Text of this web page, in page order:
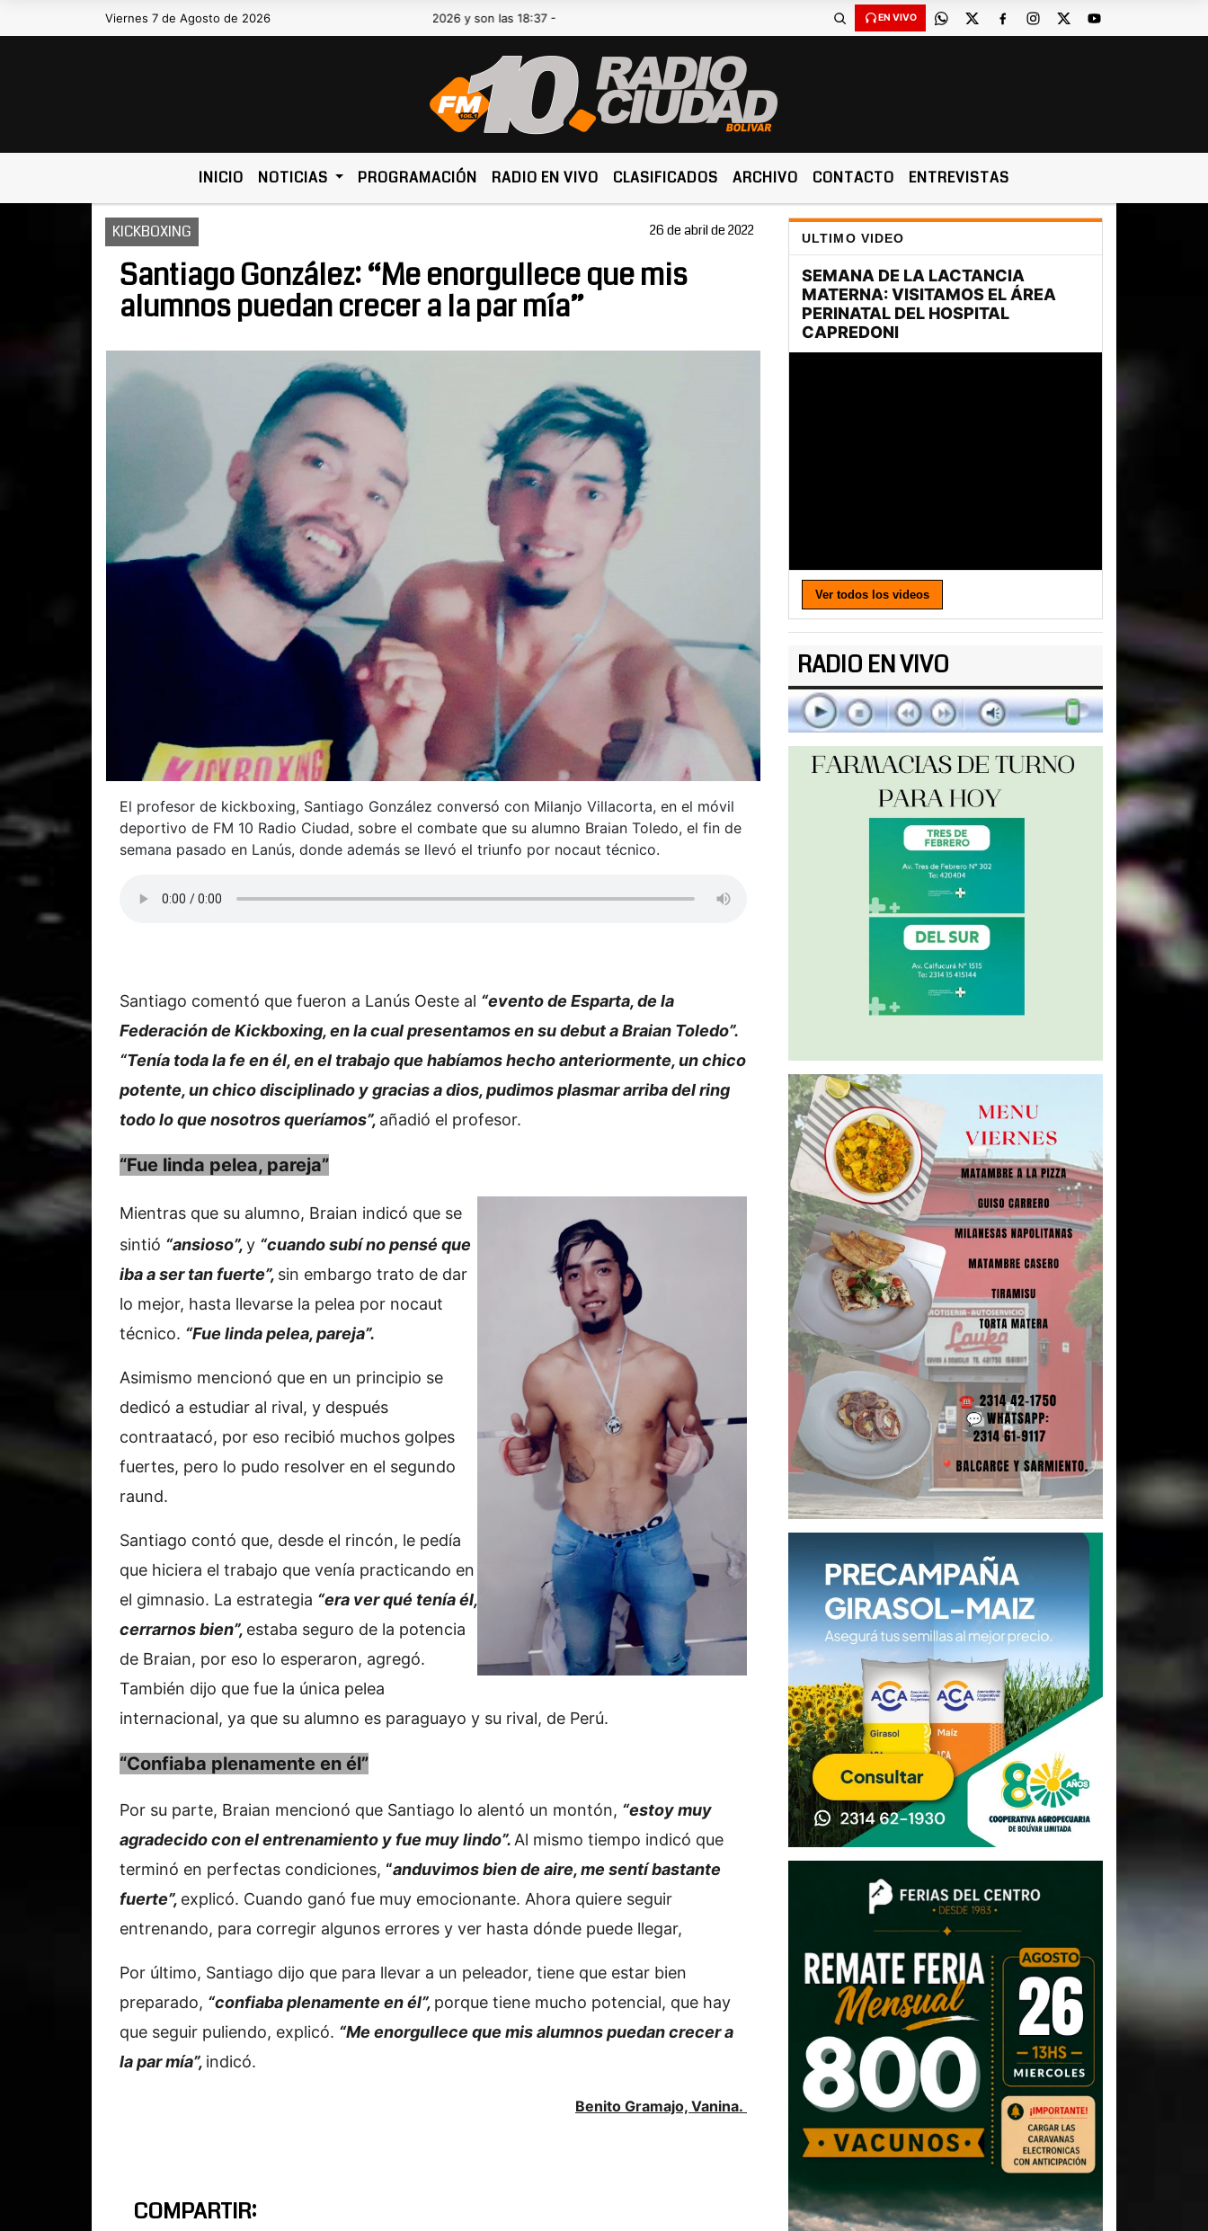
Viernes 7 de Agosto de 2026Hoy es Viernes 7 de Agosto de 2026 y son las 18:37 - EN VIVO
INICIO NOTICIAS PROGRAMACIÓN RADIO EN VIVO CLASIFICADOS ARCHIVO CONTACTO ENTREVISTAS
KICKBOXING 26 de abril de 2022
Santiago González: “Me enorgullece que mis
alumnos puedan crecer a la par mía”
El profesor de kickboxing, Santiago González conversó con Milanjo Villacorta, en el móvil
deportivo de FM 10 Radio Ciudad, sobre el combate que su alumno Braian Toledo, el fin de
semana pasado en Lanús, donde además se llevó el triunfo por nocaut técnico.
Santiago comentó que fueron a Lanús Oeste al “evento de Esparta, de la
Federación de Kickboxing, en la cual presentamos en su debut a Braian Toledo”.
“Tenía toda la fe en él, en el trabajo que habíamos hecho anteriormente, un chico
potente, un chico disciplinado y gracias a dios, pudimos plasmar arriba del ring
todo lo que nosotros queríamos”, añadió el profesor.
“Fue linda pelea, pareja”
Mientras que su alumno, Braian indicó que se
sintió “ansioso”,y “cuando subí no pensé que
iba a ser tan fuerte”, sin embargo trato de dar
lo mejor, hasta llevarse la pelea por nocaut
técnico. “Fue linda pelea, pareja”.
Asimismo mencionó que en un principio se
dedicó a estudiar al rival, y después
contraatacó, por eso recibió muchos golpes
fuertes, pero lo pudo resolver en el segundo
raund.
Santiago contó que, desde el rincón, le pedía
que hiciera el trabajo que venía practicando en
el gimnasio. La estrategia “era ver qué tenía él,
cerrarnos bien”, estaba seguro de la potencia
de Braian, por eso lo esperaron, agregó.
También dijo que fue la única pelea
internacional, ya que su alumno es paraguayo y su rival, de Perú.
“Confiaba plenamente en él”
Por su parte, Braian mencionó que Santiago lo alentó un montón, “estoy muy
agradecido con el entrenamiento y fue muy lindo”. Al mismo tiempo indicó que
terminó en perfectas condiciones, “anduvimos bien de aire, me sentí bastante
fuerte”, explicó. Cuando ganó fue muy emocionante. Ahora quiere seguir
entrenando, para corregir algunos errores y ver hasta dónde puede llegar,
Por último, Santiago dijo que para llevar a un peleador, tiene que estar bien
preparado, “confiaba plenamente en él”, porque tiene mucho potencial, que hay
que seguir puliendo, explicó. “Me enorgullece que mis alumnos puedan crecer a
la par mía”, indicó.
Benito Gramajo, Vanina.
COMPARTIR:
ULTIMO VIDEO
Ver todos los videos
RADIO EN VIVO